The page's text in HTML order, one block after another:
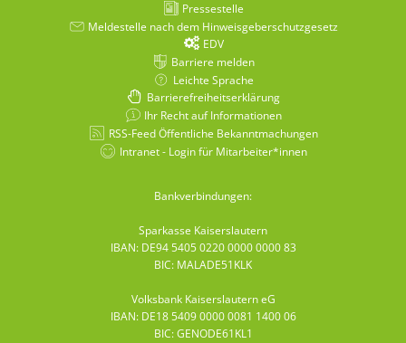
Pressestelle
Meldestelle nach dem Hinweisgeberschutzgesetz
EDV
Barriere melden
Leichte Sprache
Barrierefreiheitserklärung
Ihr Recht auf Informationen
RSS-Feed Öffentliche Bekanntmachungen
Intranet - Login für Mitarbeiter*innen
Bankverbindungen:
Sparkasse Kaiserslautern
IBAN: DE94 5405 0220 0000 0000 83
BIC: MALADE51KLK
Volksbank Kaiserslautern eG
IBAN: DE18 5409 0000 0081 1400 06
BIC: GENODE61KL1